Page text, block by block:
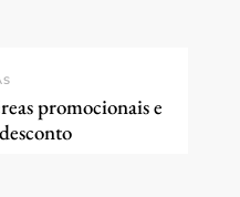
promocionais e